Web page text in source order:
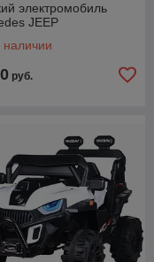
электромобиль
JEEP
наличии
руб.